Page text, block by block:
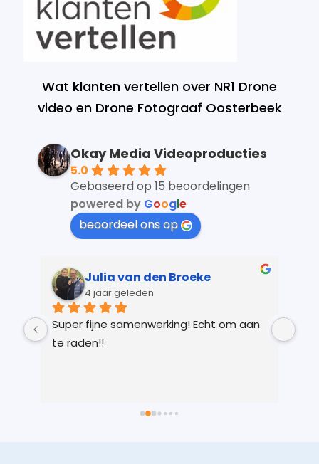
Wat klanten vertellen over NR1 Drone
video en Drone Fotograaf Oosterbeek
Okay Media Videoproducties
5.0
Gebaseerd op 15 beoordelingen
powered by Google
beoordeel ons op
Julia van den Broeke
4 jaar geleden
Super fijne samenwerking! Echt om aan
te raden!!